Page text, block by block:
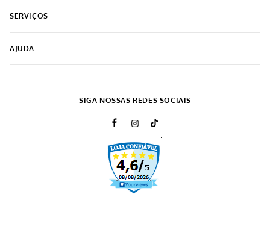
CADASTRE-SE
Receba nossas novidades e ofertas por e-mail.